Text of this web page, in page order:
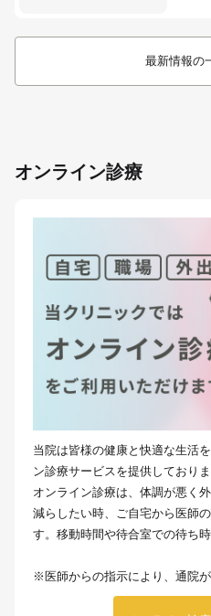
最新情報の
オンライン診療
当院は皆様の健康と快適な生活
ン診療サービスを提供しておりま
オンライン診療は、体調が悪く
減らしたい時、ご自宅から医師
す。移動時間や待合室での待ち
※医師からの指示により、通院